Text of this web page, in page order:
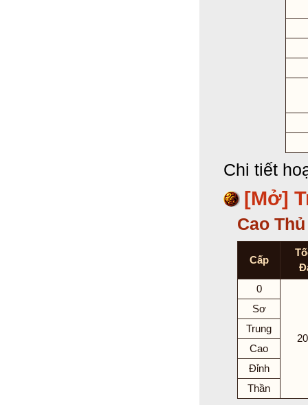
Chi tiết
[Mở]
Cao
Cấp
0
Sơ
Trung
Cao
Đỉnh
Thần